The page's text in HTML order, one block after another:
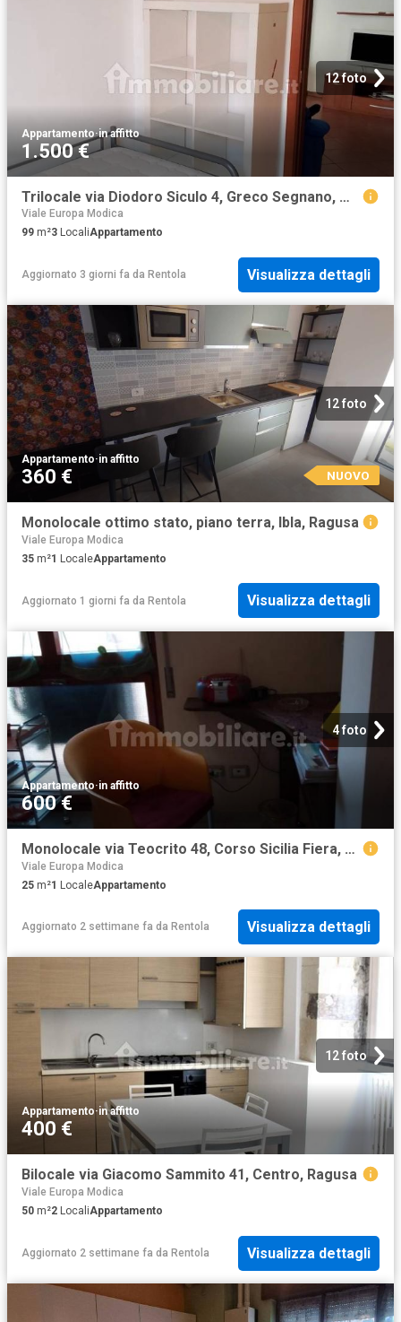
12 foto
Appartamento·in affitto
1.500 €
Trilocale via Diodoro Siculo 4, Greco Segnano, Milano
Viale Europa Modica
99 m²3 LocaliAppartamento
Aggiornato 3 giorni fa da Rentola Visualizza dettagli
12 foto
Appartamento·in affitto
360 € NUOVO
Monolocale ottimo stato, piano terra, Ibla, Ragusa
Viale Europa Modica
35 m²1 LocaleAppartamento
Aggiornato 1 giorni fa da Rentola Visualizza dettagli
4 foto
Appartamento·in affitto
600 €
Monolocale via Teocrito 48, Corso Sicilia Fiera, Catania
Viale Europa Modica
25 m²1 LocaleAppartamento
Aggiornato 2 settimane fa da Rentola Visualizza dettagli
12 foto
Appartamento·in affitto
400 €
Bilocale via Giacomo Sammito 41, Centro, Ragusa
Viale Europa Modica
50 m²2 LocaliAppartamento
Aggiornato 2 settimane fa da Rentola Visualizza dettagli